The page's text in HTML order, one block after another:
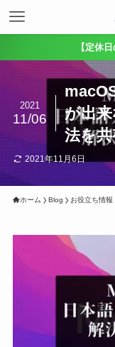
【定休
が出
法を
2021
11/06
2021年11月6日
ホーム Blog お役立ち情報